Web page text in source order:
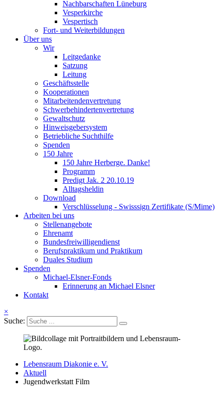
Nachbarschaften Lüneburg
Vesperkirche
Vespertisch
Fort- und Weiterbildungen
Über uns
Wir
Leitgedanke
Satzung
Leitung
Geschäftsstelle
Kooperationen
Mitarbeitendenvertretung
Schwerbehindertenvertretung
Gewaltschutz
Hinweisgebersystem
Betriebliche Suchthilfe
Spenden
150 Jahre
150 Jahre Herberge. Danke!
Programm
Predigt Jak. 2 20.10.19
Alltagsheldin
Download
Verschlüsselung - Swisssign Zertifikate (S/Mime)
Arbeiten bei uns
Stellenangebote
Ehrenamt
Bundesfreiwilligendienst
Berufspraktikum und Praktikum
Duales Studium
Spenden
Michael-Elsner-Fonds
Erinnerung an Michael Elsner
Kontakt
×
Suche:
Lebensraum Diakonie e. V.
Aktuell
Jugendwerkstatt Film